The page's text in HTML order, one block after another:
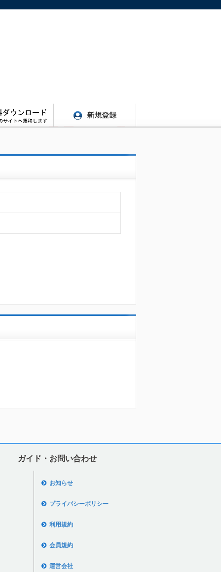
ガイド・お問い合わせ
お知らせ
プライバシーポリシー
利用規約
会員規約
運営会社